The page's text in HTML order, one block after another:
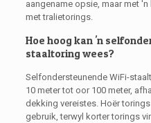
aangename opsie, maar met
met tralietorings.
Hoe hoog kan 'n
staaltoring wees?
Selfondersteunende WiFi-
10 meter tot oor 100 meter,
dekking vereistes. Hoër
gebruik, terwyl korter torings